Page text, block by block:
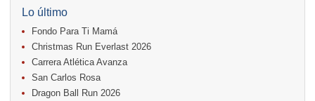
18.
Casa Turire Trail Run
18. Warriors Run Circuit
18. Samsung Jacó Beach Half Marathon 2026
25. KRun by Under Armour
25. Run Alajuela
Noviembre
Lo último
Fondo Para Ti Mamá
Christmas Run Everlast 2026
Carrera Atlética Avanza
San Carlos Rosa
Dragon Ball Run 2026